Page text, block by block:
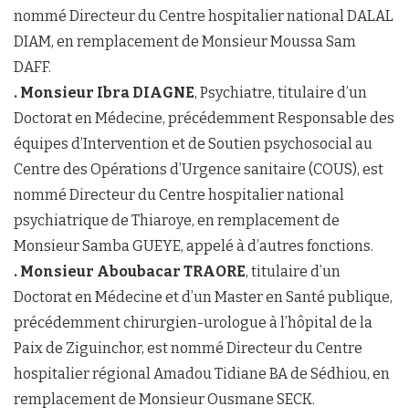
nommé Directeur du Centre hospitalier national DALAL
DIAM, en remplacement de Monsieur Moussa Sam
DAFF.
. Monsieur Ibra DIAGNE, Psychiatre, titulaire d’un
Doctorat en Médecine, précédemment Responsable des
équipes d’Intervention et de Soutien psychosocial au
Centre des Opérations d’Urgence sanitaire (COUS), est
nommé Directeur du Centre hospitalier national
psychiatrique de Thiaroye, en remplacement de
Monsieur Samba GUEYE, appelé à d’autres fonctions.
. Monsieur Aboubacar TRAORE, titulaire d’un
Doctorat en Médecine et d’un Master en Santé publique,
précédemment chirurgien-urologue à l’hôpital de la
Paix de Ziguinchor, est nommé Directeur du Centre
hospitalier régional Amadou Tidiane BA de Sédhiou, en
remplacement de Monsieur Ousmane SECK.